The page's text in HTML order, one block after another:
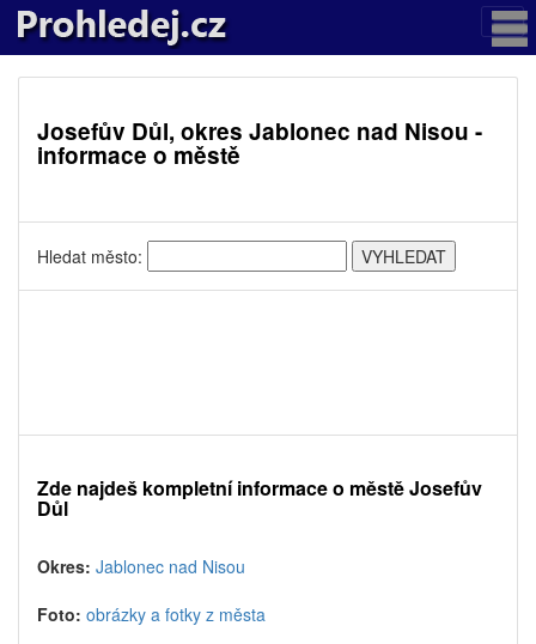
Josefův Důl, okres Jablonec nad Nisou -
informace o městě
Hledat město:
Zde najdeš kompletní informace o městě Josefův
Důl
Okres: Jablonec nad Nisou
Foto: obrázky a fotky z města